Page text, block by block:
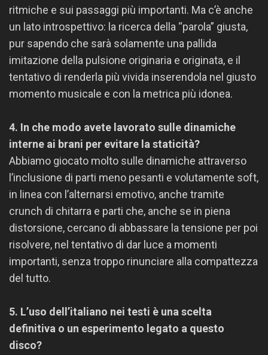
ritmiche e sui passaggi più importanti. Ma c’è anche
un lato introspettivo: la ricerca della “parola” giusta,
pur sapendo che sarà solamente una pallida
imitazione della pulsione originaria e originata, e il
tentativo di renderla più vivida inserendola nel giusto
momento musicale e con la metrica più idonea.
4. In che modo avete lavorato sulle dinamiche
interne ai brani per evitare la staticità?
Abbiamo giocato molto sulle dinamiche attraverso
l’inclusione di parti meno pesanti e volutamente soft,
in linea con l’alternarsi emotivo, anche tramite
crunch di chitarra e parti che, anche se in piena
distorsione, cercano di abbassare la tensione per poi
risolvere, nel tentativo di dar luce a momenti
importanti, senza troppo rinunciare alla compattezza
del tutto.
5. L’uso dell’italiano nei testi è una scelta
definitiva o un esperimento legato a questo
disco?